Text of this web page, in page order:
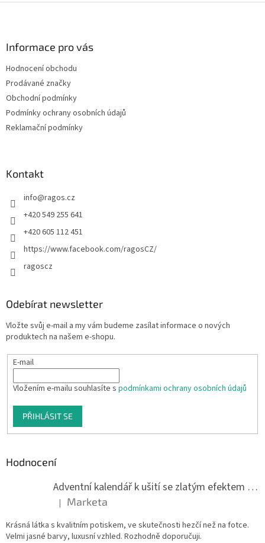
Informace pro vás
Hodnocení obchodu
Prodávané značky
Obchodní podmínky
Podmínky ochrany osobních údajů
Reklamační podmínky
Kontakt
info@ragos.cz
+420 549 255 641
+420 605 112 451
https://www.facebook.com/ragosCZ/
ragoscz
Odebírat newsletter
Vložte svůj e-mail a my vám budeme zasílat informace o nových
produktech na našem e-shopu.
E-mail
Vložením e-mailu souhlasíte s podmínkami ochrany osobních údajů
PŘIHLÁSIT SE
Hodnocení
Adventní kalendář k ušití se zlatým efektem 042Q
Hodnocení produktu je 5 z 5 hvězdiček.
| Marketa
Krásná látka s kvalitním potiskem, ve skutečnosti hezčí než na fotce.
Velmi jasné barvy, luxusní vzhled. Rozhodně doporučuji.